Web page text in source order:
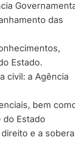
das
Estado.
civil: a Agência
bem
Estado
e a